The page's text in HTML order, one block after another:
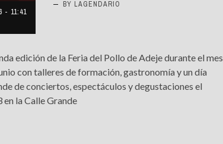
GASTRO
FORMATIVO
- 11:41
BY LAGENDARIO
edición de la Feria del Pollo de Adeje durante el mes
con talleres de formación, gastronomía y un día
de conciertos, espectáculos y degustaciones el
en la Calle Grande